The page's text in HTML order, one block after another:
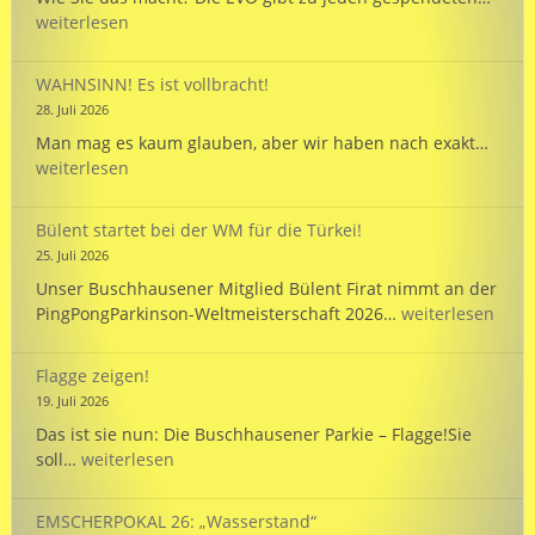
weiterlesen
WAHNSINN! Es ist vollbracht!
28. Juli 2026
Man mag es kaum glauben, aber wir haben nach exakt…
weiterlesen
Bülent startet bei der WM für die Türkei!
25. Juli 2026
Unser Buschhausener Mitglied Bülent Firat nimmt an der
PingPongParkinson-Weltmeisterschaft 2026… Bülent
für
weiterlesen
Flagge zeigen!
19. Juli 2026
Das ist sie nun: Die Buschhausener Parkie – Flagge!Sie
soll… Flagge
weiterlesen
EMSCHERPOKAL 26: „Wasserstand“